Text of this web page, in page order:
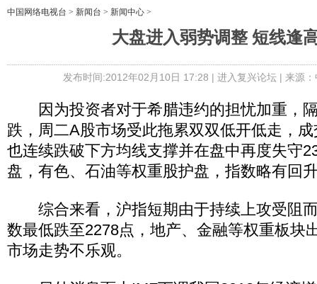
中国网络电视台 > 新闻台 > 新闻中心 >
大盘进入弱势调整 短线逢
发布时间:2012年02月10日 17:28 | 进入复兴论坛| 来源
因为投资者对于希腊违约的担忧加重，
跌，周二A股市场受此拖累双双低开低走，
也连续跌破下方均线支撑并在盘中再度失守
盘，有色、石油等权重股护盘，指数略有回
综合来看，沪指短期由于持续上攻受阻
数最低跌至2278点，地产、金融等权重板块
市场走势不乐观。